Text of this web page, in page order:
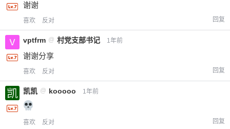
谢谢
喜欢 反对 回复
vptfrm @ 村党支部书记 1年前
谢谢分享
喜欢 反对 回复
凯凯 @ kooooo 1年前
喜欢 反对 回复